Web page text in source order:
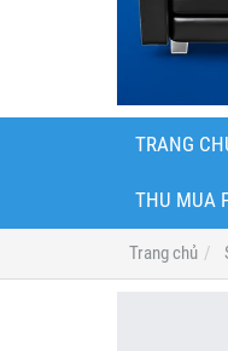
TRANG
THU MUA
Trang chủ